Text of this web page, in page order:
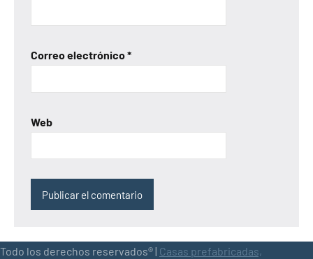
Correo electrónico*
Web
Todo los derechos reservados® | Casas prefabricadas,